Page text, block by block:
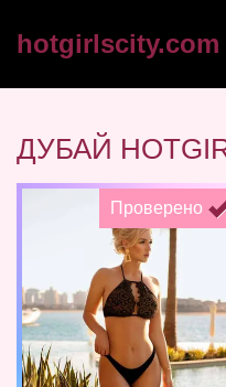
hotgirlscity.com
ДУБАЙ
Проверено